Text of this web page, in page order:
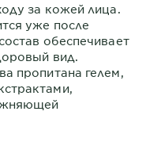
за кожей лица.
уже после
обеспечивает
вид.
пропитана гелем,